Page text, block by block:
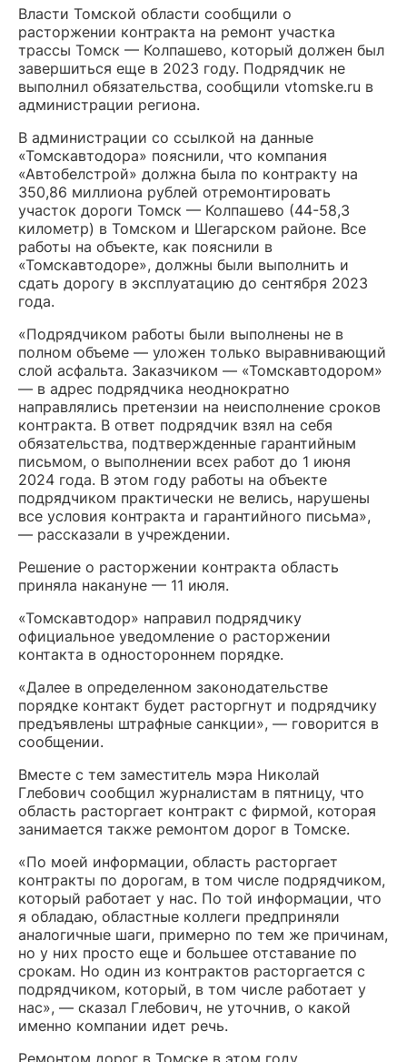
Власти Томской области сообщили о
расторжении контракта на ремонт участка
трассы Томск — Колпашево, который должен был
завершиться еще в 2023 году. Подрядчик не
выполнил обязательства, сообщили vtomske.ru в
администрации региона.
В администрации со ссылкой на данные
«Томскавтодора» пояснили, что компания
«Автобелстрой» должна была по контракту на
350,86 миллиона рублей отремонтировать
участок дороги Томск — Колпашево (44-58,3
километр) в Томском и Шегарском районе. Все
работы на объекте, как пояснили в
«Томскавтодоре», должны были выполнить и
сдать дорогу в эксплуатацию до сентября 2023
года.
«Подрядчиком работы были выполнены не в
полном объеме — уложен только выравнивающий
слой асфальта. Заказчиком — «Томскавтодором»
— в адрес подрядчика неоднократно
направлялись претензии на неисполнение сроков
контракта. В ответ подрядчик взял на себя
обязательства, подтвержденные гарантийным
письмом, о выполнении всех работ до 1 июня
2024 года. В этом году работы на объекте
подрядчиком практически не велись, нарушены
все условия контракта и гарантийного письма»,
— рассказали в учреждении.
Решение о расторжении контракта область
приняла накануне — 11 июля.
«Томскавтодор» направил подрядчику
официальное уведомление о расторжении
контакта в одностороннем порядке.
«Далее в определенном законодательстве
порядке контакт будет расторгнут и подрядчику
предъявлены штрафные санкции», — говорится в
сообщении.
Вместе с тем заместитель мэра Николай
Глебович сообщил журналистам в пятницу, что
область расторгает контракт с фирмой, которая
занимается также ремонтом дорог в Томске.
«По моей информации, область расторгает
контракты по дорогам, в том числе подрядчиком,
который работает у нас. По той информации, что
я обладаю, областные коллеги предприняли
аналогичные шаги, примерно по тем же причинам,
но у них просто еще и большее отставание по
срокам. Но один из контрактов расторгается с
подрядчиком, который, в том числе работает у
нас», — сказал Глебович, не уточнив, о какой
именно компании идет речь.
Ремонтом дорог в Томске в этом году